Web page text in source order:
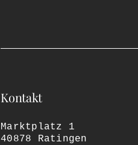
Kontakt
Marktplatz 1
40878 Ratingen